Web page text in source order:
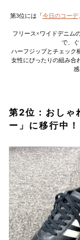
第3位には「今日のコーデ
フリース×ワイドデニム
で、
ハーフジップとチェック
女性にぴったりの組み合
第2位：おしゃ
ー」に移行中！